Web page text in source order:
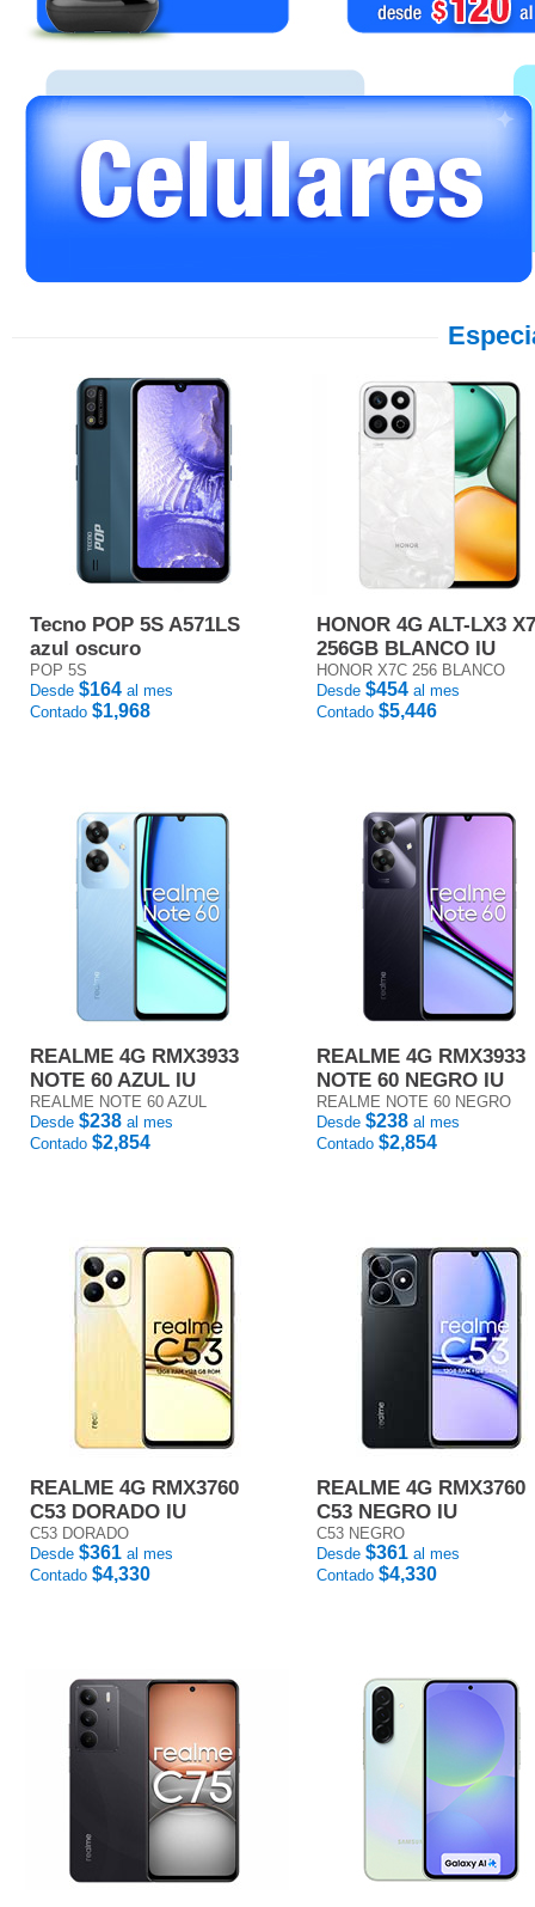
Tecno POP 5S A571LS
azul oscuro
POP 5S
Desde $164 al mes
Contado $1,968
HONOR 4G ALT-LX3
256GB BLANCO IU
HONOR X7C 256 BLANCO
Desde $454 al mes
Contado $5,446
REALME 4G RMX3933
NOTE 60 AZUL IU
REALME NOTE 60 AZUL
Desde $238 al mes
Contado $2,854
REALME 4G RMX3933
NOTE 60 NEGRO IU
REALME NOTE 60 NEGRO
Desde $238 al mes
Contado $2,854
REALME 4G RMX3760
C53 DORADO IU
C53 DORADO
Desde $361 al mes
Contado $4,330
REALME 4G RMX3760
C53 NEGRO IU
C53 NEGRO
Desde $361 al mes
Contado $4,330